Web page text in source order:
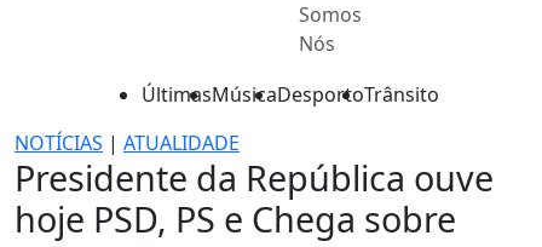
Somos
Nós
ÚltimasMúsicaDesportoTrânsito
NOTÍCIAS | ATUALIDADE
Presidente da República ouve
hoje PSD, PS e Chega sobre